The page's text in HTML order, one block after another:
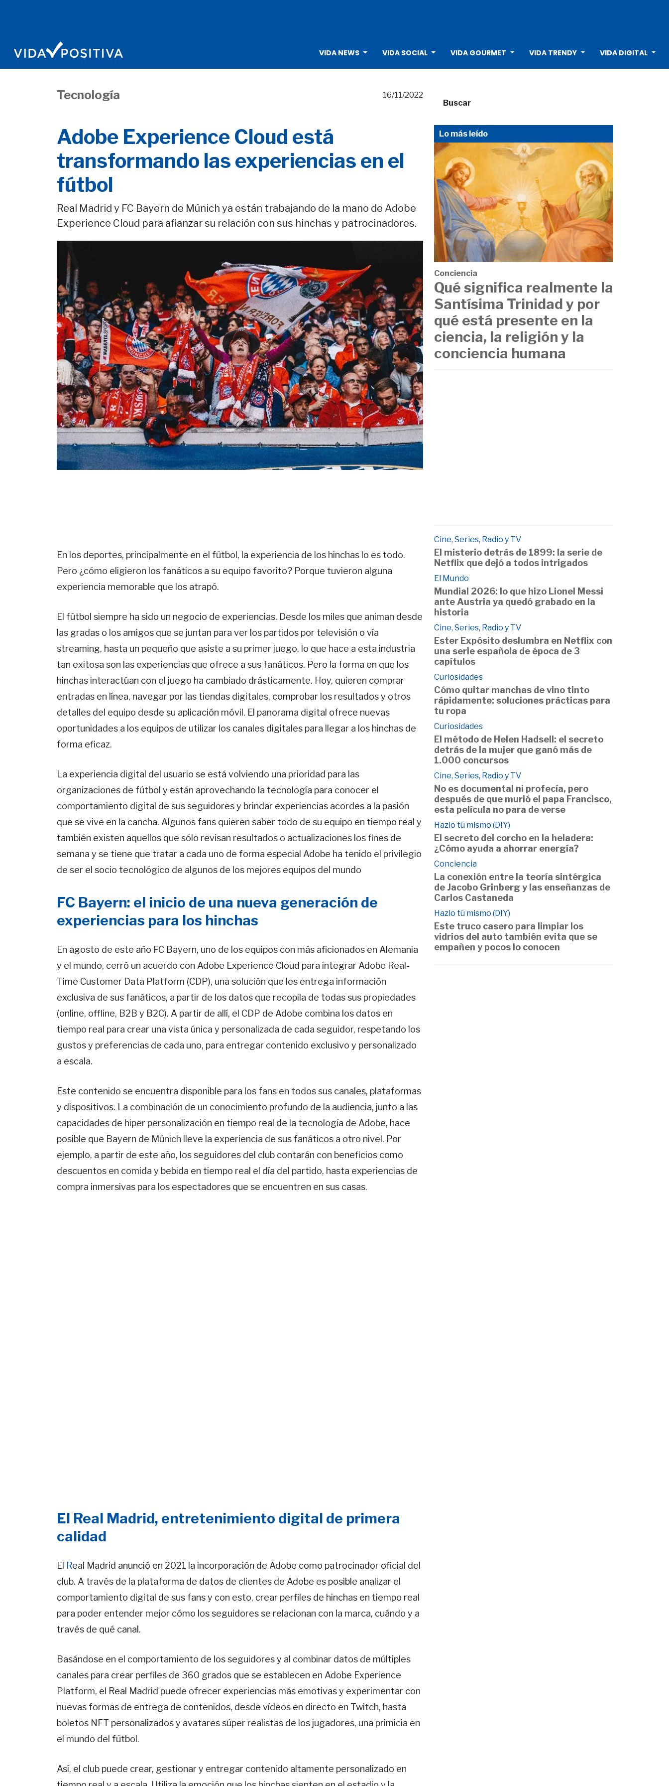
VIDA NEWS VIDA SOCIAL VIDA GOURMET VIDA TRENDY VIDA DIGITAL
Tecnología 16/11/2022
Adobe Experience Cloud está
transformando las experiencias en el
fútbol
Real Madrid y FC Bayern de Múnich ya están trabajando de la mano de Adobe
Experience Cloud para afianzar su relación con sus hinchas y patrocinadores.
En los deportes, principalmente en el fútbol, la experiencia de los hinchas lo es todo.
Pero ¿cómo eligieron los fanáticos a su equipo favorito? Porque tuvieron alguna
experiencia memorable que los atrapó.
El fútbol siempre ha sido un negocio de experiencias. Desde los miles que animan desde
las gradas o los amigos que se juntan para ver los partidos por televisión o vía
streaming, hasta un pequeño que asiste a su primer juego, lo que hace a esta industria
tan exitosa son las experiencias que ofrece a sus fanáticos. Pero la forma en que los
hinchas interactúan con el juego ha cambiado drásticamente. Hoy, quieren comprar
entradas en línea, navegar por las tiendas digitales, comprobar los resultados y otros
detalles del equipo desde su aplicación móvil. El panorama digital ofrece nuevas
oportunidades a los equipos de utilizar los canales digitales para llegar a los hinchas de
forma eficaz.
La experiencia digital del usuario se está volviendo una prioridad para las
organizaciones de fútbol y están aprovechando la tecnología para conocer el
comportamiento digital de sus seguidores y brindar experiencias acordes a la pasión
que se vive en la cancha. Algunos fans quieren saber todo de su equipo en tiempo real y
también existen aquellos que sólo revisan resultados o actualizaciones los fines de
semana y se tiene que tratar a cada uno de forma especial Adobe ha tenido el privilegio
de ser el socio tecnológico de algunos de los mejores equipos del mundo
FC Bayern: el inicio de una nueva generación de
experiencias para los hinchas
En agosto de este año FC Bayern, uno de los equipos con más aficionados en Alemania
y el mundo, cerró un acuerdo con Adobe Experience Cloud para integrar Adobe Real-
Time Customer Data Platform (CDP), una solución que les entrega información
exclusiva de sus fanáticos, a partir de los datos que recopila de todas sus propiedades
(online, offline, B2B y B2C). A partir de allí, el CDP de Adobe combina los datos en
tiempo real para crear una vista única y personalizada de cada seguidor, respetando los
gustos y preferencias de cada uno, para entregar contenido exclusivo y personalizado
a escala.
Este contenido se encuentra disponible para los fans en todos sus canales, plataformas
y dispositivos. La combinación de un conocimiento profundo de la audiencia, junto a las
capacidades de hiper personalización en tiempo real de la tecnología de Adobe, hace
posible que Bayern de Múnich lleve la experiencia de sus fanáticos a otro nivel. Por
ejemplo, a partir de este año, los seguidores del club contarán con beneficios como
descuentos en comida y bebida en tiempo real el día del partido, hasta experiencias de
compra inmersivas para los espectadores que se encuentren en sus casas.
El Real Madrid, entretenimiento digital de primera
calidad
El Real Madrid anunció en 2021 la incorporación de Adobe como patrocinador oficial del
club. A través de la plataforma de datos de clientes de Adobe es posible analizar el
comportamiento digital de sus fans y con esto, crear perfiles de hinchas en tiempo real
para poder entender mejor cómo los seguidores se relacionan con la marca, cuándo y a
través de qué canal.
Basándose en el comportamiento de los seguidores y al combinar datos de múltiples
canales para crear perfiles de 360 grados que se establecen en Adobe Experience
Platform, el Real Madrid puede ofrecer experiencias más emotivas y experimentar con
nuevas formas de entrega de contenidos, desde vídeos en directo en Twitch, hasta
boletos NFT personalizados y avatares súper realistas de los jugadores, una primicia en
el mundo del fútbol.
Así, el club puede crear, gestionar y entregar contenido altamente personalizado en
Buscar
Lo más leído
Conciencia
Qué significa realmente la
Santísima Trinidad y por
qué está presente en la
ciencia, la religión y la
conciencia humana
Cine, Series, Radio y TV
El misterio detrás de 1899: la serie de
Netflix que dejó a todos intrigados
El Mundo
Mundial 2026: lo que hizo Lionel Messi
ante Austria ya quedó grabado en la
historia
Cine, Series, Radio y TV
Ester Expósito deslumbra en Netflix con
una serie española de época de 3
capítulos
Curiosidades
Cómo quitar manchas de vino tinto
rápidamente: soluciones prácticas para
tu ropa
Curiosidades
El método de Helen Hadsell: el secreto
detrás de la mujer que ganó más de
1.000 concursos
Cine, Series, Radio y TV
No es documental ni profecía, pero
después de que murió el papa Francisco,
esta película no para de verse
Hazlo tú mismo (DIY)
El secreto del corcho en la heladera:
¿Cómo ayuda a ahorrar energía?
Conciencia
La conexión entre la teoría sintérgica
de Jacobo Grinberg y las enseñanzas de
Carlos Castaneda
Hazlo tú mismo (DIY)
Este truco casero para limpiar los
vidrios del auto también evita que se
empañen y pocos lo conocen